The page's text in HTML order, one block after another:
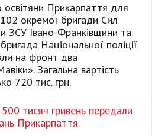
Прикарпаття для
окремої бригади Сил
ЗСУ Івано-Франківщини та
Національної поліції
на фронт два
Загальна вартість
720 тис. грн.
тисяч гривень передали
Прикарпаття